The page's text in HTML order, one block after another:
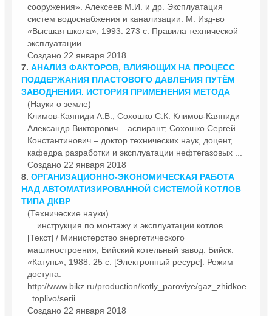
сооружения». Алексеев М.И. и др. Эксплуатация
систем водоснабжения и канализации. М. Изд-во
«Высшая школа», 1993. 273 с. Правила технической
эксплуатации
Создано 22 января 2018
7. АНАЛИЗ ФАКТОРОВ, ВЛИЯЮЩИХ НА ПРОЦЕСС
ПОДДЕРЖАНИЯ ПЛАСТОВОГО ДАВЛЕНИЯ ПУТЁМ
ЗАВОДНЕНИЯ. ИСТОРИЯ ПРИМЕНЕНИЯ МЕТОДА
(Науки о земле)
Климов-Каяниди А.В., Сохошко С.К. Климов-Каяниди
Александр Викторович – аспирант; Сохошко Сергей
Константинович – доктор технических наук, доцент,
кафедра разработки и эксплуатации нефтегазовых ...
Создано 22 января 2018
8. ОРГАНИЗАЦИОННО-ЭКОНОМИЧЕСКАЯ РАБОТА
НАД АВТОМАТИЗИРОВАННОЙ СИСТЕМОЙ КОТЛОВ
ТИПА ДКВР
(Технические науки)
... инструкция по монтажу и эксплуатации котлов
[Текст] / Министерство энергетического
машиностроения; Бийский котельный завод. Бийск:
«Катунь», 1988. 25 с. [Электронный ресурс]. Режим
доступа:
http://www.bikz.ru/production/kotly_paroviye/gaz_zhidkoe
_toplivo/serii_ ...
Создано 22 января 2018